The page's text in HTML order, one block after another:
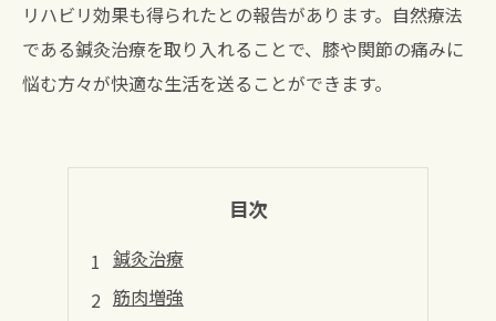
リハビリ効果も得られたとの報告があります。自然療法
である鍼灸治療を取り入れることで、膝や関節の痛みに
悩む方々が快適な生活を送ることができます。
目次
鍼灸治療
筋肉増強